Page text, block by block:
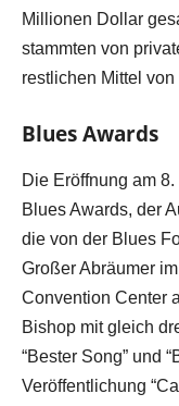
Millionen Dollar
stammten von
restlichen Mittel
Blues Awards
Die Eröffnung am
Blues Awards, der
die von der Blues
Großer Abräumer
Convention Center
Bishop mit gleich
“Bester Song” und
Veröffentlichung